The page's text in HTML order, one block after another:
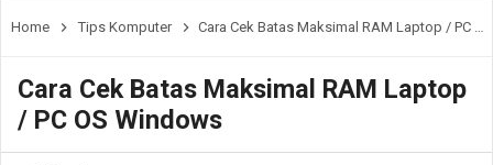
Home Tips Komputer Cara Cek Batas Maksimal RAM Laptop / PC OS Windows
Cara Cek Batas Maksimal RAM Laptop
/ PC OS Windows